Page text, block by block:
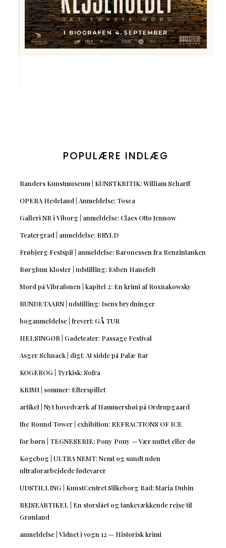
POPULÆRE INDLÆG
Randers Kunstmuseum | KUNSTKRITIK: William Scharff
OPERA Hedeland | Anmeldelse: Tosca
Galleri NB i Viborg | anmeldelse: Claes Otto Jennow
Teatergrad | anmeldelse: BRYLD
Frøbjerg Festspil | anmeldelse: Baronessen fra Benzintanken
Børglum Kloster | udstilling: Esben Hanefelt
Mord på Vibrafonen | kapitel 2: En krimi af Roxnakowsky
RUNDETAARN | udstilling: Isens brydninger
boganmeldelse | frevert: GÅ TUR
HELSINGØR | Gadeteater: Passage Festival
Asger Schnack | digt: At sidde på Palæ Bar
KOGEBOG | Tyrkisk: Sofra
KRIMI | sommer: Efterspillet
artikel | Nyt hovedværk af Hammershøi på Ordrupgaard
the Round Tower | exhibition: REFRACTIONS OF ICE
for børn | TEGNESERIE: Pony Pony — Vær nuttet eller dø
Kogebog | ULTRA NEMT: Nemt og sundt uden
ultraforarbejdede fødevarer
UDSTILLING | KunstCentret Silkeborg Bad: Maria Dubin
REJSEARTIKEL | En storslået og tankevækkende rejse til
Grønland
anmeldelse | Vidnet i vogn 12 — Historisk krimi